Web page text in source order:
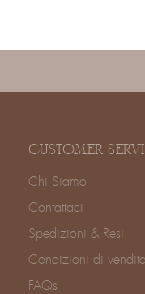
CUSTOMER
Chi Siamo
Contattaci
Spedizioni & Resi
Condizioni di vendita
FAQs